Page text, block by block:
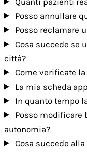
Posso annullare
Posso reclamare
Cosa succede se
città?
Come verificate
La mia scheda
In quanto tempo
Posso modificare
autonomia?
Cosa succede